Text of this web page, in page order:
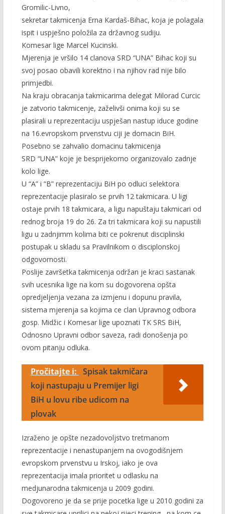
Gromilic-Livno,
sekretar takmicenja Erna Kardaš-Bihac, koja je polagala
ispit i uspješno položila za državnog sudiju.
Komesar lige Marcel Kucinski.
Mjerenja je vršilo 14 clanova SRD “UNA” Bihac koji su
svoj posao obavili korektno i na njihov rad nije bilo
primjedbi.
Na kraju obracanja takmicarima delegat Milorad Curcic
je zatvorio takmicenje, zaželivši onima koji su se
plasirali u reprezentaciju uspješan nastup iduce godine
na 16.evropskom prvenstvu ciji je domacin BiH.
Posebno se zahvalio domacinu takmicenja
SRD “UNA” koje je besprijekorno organizovalo zadnje
kolo lige.
U “A” i “B” reprezentaciju BiH po odluci selektora
reprezentacije plasiralo se prvih 12 takmicara. U ligi
ostaje prvih 18 takmicara, a ligu napuštaju takmicari od
rednog broja 19 do 26. Za tri takmicara koji su napustili
ligu u zadnjimm kolima biti ce pokrenut disciplinski
postupak u skladu sa Pravilnikom o disciplonskoj
odgovornosti.
Poslije završetka takmicenja održan je kraci sastanak
svih ucesnika lige na kom su dogovorena opšta
opredjeljenja vezana za izmjenu i dopunu pravila,
sistema mjerenja sa kojima ce clan Upravnog odbora
gosp. Midžic i Komesar lige upoznati TK SRS BiH,
Odnosno Upravni odbor saveza, radi donošenja po
ovom pitanju odluka.
Pročitajte i: Spisak takmičara
koji nastupaju u Premijer ligi
BiH u lovu ribe udicom na
plovak
Izraženo je opšte nezadovoljstvo tretmanom
reprezentacije i nenastupanjem na ovogodišnjem
evropskom prvenstvu u Irskoj, iako je ova
reprezentacija imala prioritet u odlasku na
medjunarodna takmicenja u 2009 godini.
Dogovoreno je da se prije pocetka lige u 2010 godini za